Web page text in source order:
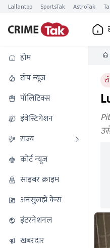
Lallantop SportsTak AstroTak
होम
टॉप न्यूज
पॉलिटिक्स
इंवेस्टिगेशन
राज्य
कोर्ट न्यूज
साइबर क्राइम
अनसुलझे केस
इंटरनेशनल
खबरदार